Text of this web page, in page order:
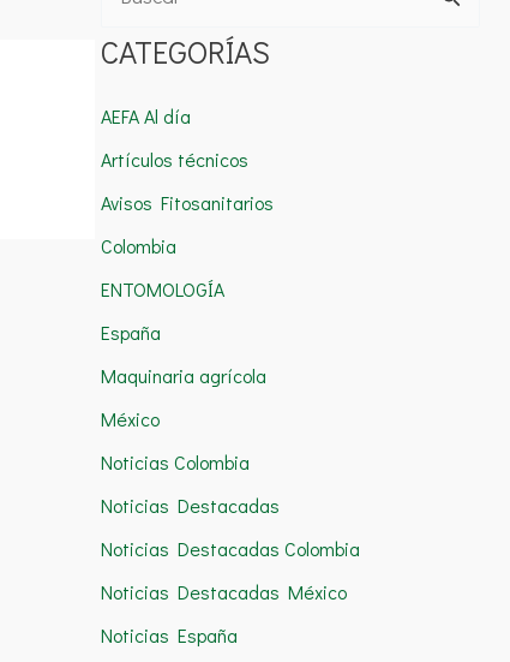
u
c
a
r
:
CATEGORÍAS
AEFA Al día
Artículos técnicos
Avisos Fitosanitarios
Colombia
ENTOMOLOGÍA
España
Maquinaria agrícola
México
Noticias Colombia
Noticias Destacadas
Noticias Destacadas Colombia
Noticias Destacadas México
Noticias España